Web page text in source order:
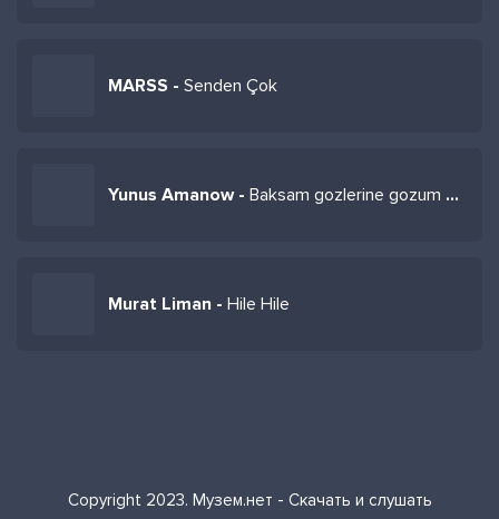
MARSS - Senden Çok
Yunus Amanow - Baksam gozlerine gozum dolar
Murat Liman - Hile Hile
Copyright 2023. Музем.нет - Скачать и слушать